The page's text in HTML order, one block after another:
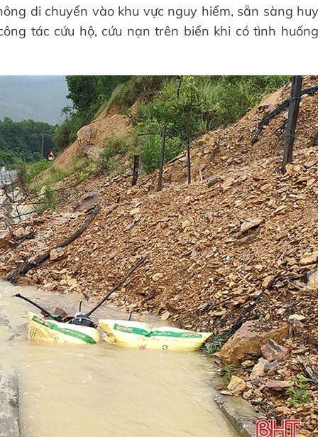
di chuyển vào khu vực nguy hiểm, sẵn sàng huy
tác cứu hộ, cứu nạn trên biển khi có tình huống